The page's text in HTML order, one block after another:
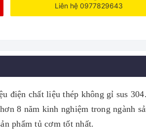
Liên hệ 0977829643
điện chất liệu thép không gỉ sus 304.
8 năm kinh nghiệm trong ngành
phẩm tủ cơm tốt nhất.